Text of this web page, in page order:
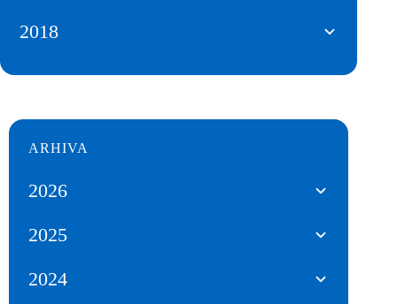
2018
ARHIVA
2026
2025
2024